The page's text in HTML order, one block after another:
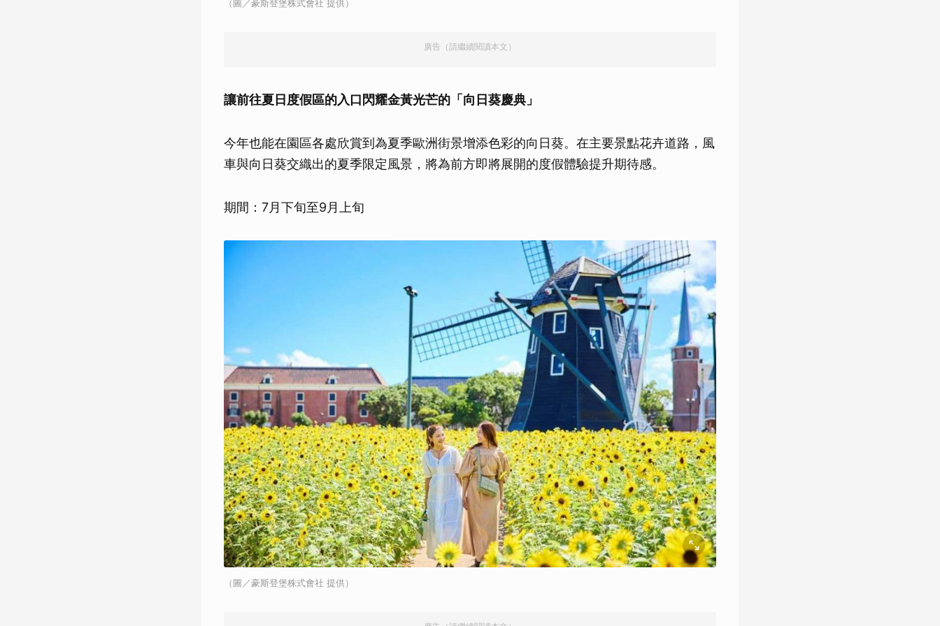
（圖／豪斯登堡株式會社 提供）
廣告（請繼續閱讀本文）
讓前往夏日度假區的入口閃耀金黃光芒的「向日葵慶典」
今年也能在園區各處欣賞到為夏季歐洲街景增添色彩的向日葵。在主要景點花卉道路，風
車與向日葵交織出的夏季限定風景，將為前方即將展開的度假體驗提升期待感。
期間：7月下旬至9月上旬
（圖／豪斯登堡株式會社 提供）